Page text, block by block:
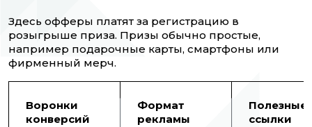
Здесь офферы платят за регистрацию в
розыгрыше приза. Призы обычно простые,
например подарочные карты, смартфоны или
фирменный мерч.
Воронки
конверсий
Формат
рекламы
Полезные
ссылки